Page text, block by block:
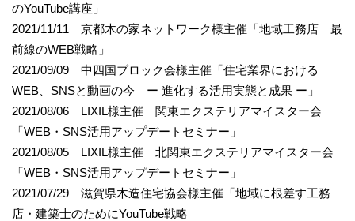
のYouTube講座」
2021/11/11 京都木の家ネットワーク様主催「地域工務店 最
前線のWEB戦略」
2021/09/09 中四国ブロック会様主催「住宅業界における
WEB、SNSと動画の今 ー 進化する活用実態と成果 ー」
2021/08/06 LIXIL様主催 関東エクステリアマイスター会
「WEB・SNS活用アップデートセミナー」
2021/08/05 LIXIL様主催 北関東エクステリアマイスター会
「WEB・SNS活用アップデートセミナー」
2021/07/29 滋賀県木造住宅協会様主催「地域に根差す工務
店・建築士のためにYouTube戦略